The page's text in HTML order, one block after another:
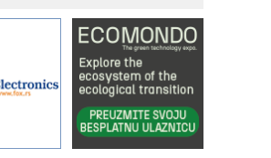
pumpe – japanska
u transferu fluida
Group Industrial – Napredna
filtraciju u hidrauličkim i
sistemima
Studio – vizuelne priče